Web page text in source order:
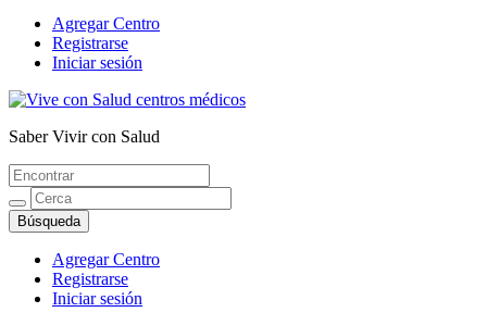
Agregar Centro
Registrarse
Iniciar sesión
Vive con Salud
Saber Vivir con Salud
Agregar Centro
Registrarse
Iniciar sesión